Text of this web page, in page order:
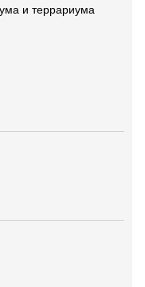
и террариума